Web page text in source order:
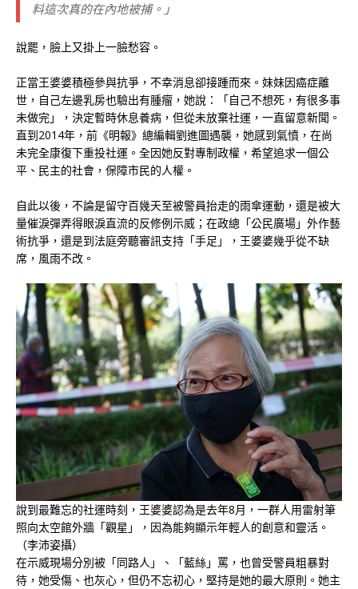
料這次真的在內地被捕。」
說罷，臉上又掛上一臉愁容。
正當王婆婆積極參與抗爭，不幸消息卻接踵而來。妹妹因癌症離
世，自己左邊乳房也驗出有腫瘤，她說：「自己不想死，有很多事
未做完」，決定暫時休息養病，但從未放棄社運，一直留意新聞。
直到2014年，前《明報》總編輯劉進圖遇襲，她感到氣憤，在尚
未完全康復下重投社運。全因她反對專制政權，希望追求一個公
平、民主的社會，保障市民的人權。
自此以後，不論是留守百幾天至被警員抬走的雨傘運動，還是被大
量催淚彈弄得眼淚直流的反修例示威；在政總「公民廣場」外作藝
術抗爭，還是到法庭旁聽審訊支持「手足」，王婆婆幾乎從不缺
席，風雨不改。
說到最難忘的社運時刻，王婆婆認為是去年8月，一群人用雷射筆
照向太空館外牆「觀星」，因為能夠顯示年輕人的創意和靈活。
（李沛姿攝）
在示威現場分別被「同路人」、「藍絲」罵，也曾受警員粗暴對
待，她受傷、也灰心，但仍不忘初心，堅持是她的最大原則。她主